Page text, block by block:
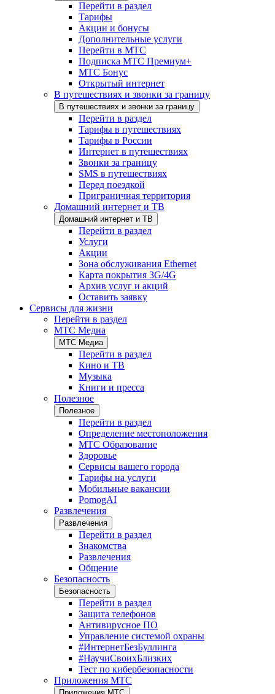
Перейти в раздел
Тарифы
Акции и бонусы
Дополнительные услуги
Перейти в МТС
Подписка МТС Премиум+
МТС Бонус
Открытый интернет
В путешествиях и звонки за границу
В путешествиях и звонки за границу
Перейти в раздел
Тарифы в путешествиях
Тарифы в России
Интернет в путешествиях
Звонки за границу
SMS в путешествиях
Перед поездкой
Приграничная территория
Домашний интернет и ТВ
Домашний интернет и ТВ
Перейти в раздел
Услуги
Акции
Зона обслуживания Ethernet
Карта покрытия 3G/4G
Архив услуг и акций
Оставить заявку
Сервисы для жизни
Перейти в раздел
МТС Медиа
МТС Медиа
Перейти в раздел
Кино и ТВ
Музыка
Книги и пресса
Полезное
Полезное
Перейти в раздел
Определение местоположения
МТС Образование
Здоровье
Сервисы вашего города
Тарифы на услуги
Мобильные вакансии
PomogAI
Развлечения
Развлечения
Перейти в раздел
Знакомства
Развлечения
Общение
Безопасность
Безопасность
Перейти в раздел
Защита телефонов
Антивирусное ПО
Управление системой охраны
#ИнтернетБезБуллинга
#НаучиСвоихБлизких
Тест по кибербезопасности
Приложения МТС